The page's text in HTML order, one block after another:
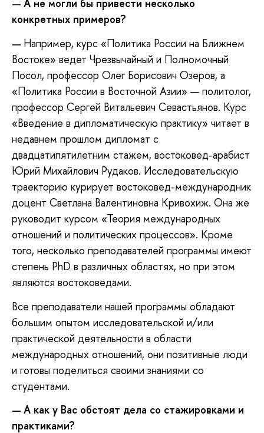
— А не могли бы привести несколько
конкретных примеров?
— Например, курс «Политика России на Ближнем
Востоке» ведет Чрезвычайный и Полномочный
Посол, профессор Олег Борисович Озеров, а
«Политика России в Восточной Азии» — политолог,
профессор Сергей Витальевич Севастьянов. Курс
«Введение в дипломатическую практику» читает в
недавнем прошлом дипломат с
двадцатипятилетним стажем, востоковед-арабист
Юрий Михайлович Рудаков. Исследовательскую
траекторию курирует востоковед-международник
доцент Светлана Валентиновна Кривохиж. Она же
руководит курсом «Теория международных
отношений и политических процессов». Кроме
того, несколько преподавателей программы имеют
степень PhD в различных областях, но при этом
являются востоковедами.
Все преподаватели нашей программы обладают
большим опытом исследовательской и/или
практической деятельности в области
международных отношений, они позитивные люди
и готовы поделиться своими знаниями со
студентами.
— А как у Вас обстоят дела со стажировками и
практиками?